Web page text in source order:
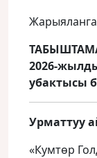
2026-
убактысы
Урматтуу
«Кумтөр